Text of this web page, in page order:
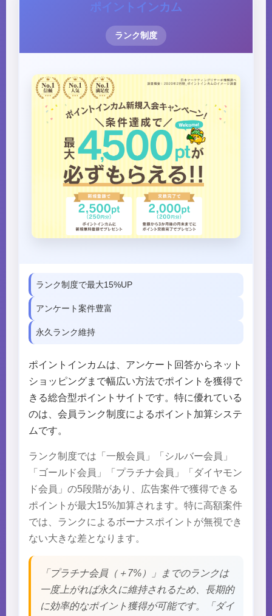
ポイントインカム
ランク制度
ランク制度で最大15%UP
アンケート案件豊富
永久ランク維持
ポイントインカムは、アンケート回答からネット
ショッピングまで幅広い方法でポイントを獲得で
きる総合型ポイントサイトです。特に優れている
のは、会員ランク制度によるポイント加算システ
ムです。
ランク制度では「一般会員」「シルバー会員」
「ゴールド会員」「プラチナ会員」「ダイヤモン
ド会員」の5段階があり、広告案件で獲得できる
ポイントが最大15%加算されます。特に高額案件
では、ランクによるボーナスポイントが無視でき
ない大きな差となります。
「プラチナ会員（＋7%）」までのランクは
一度上がれば永久に維持されるため、長期的
に効率的なポイント獲得が可能です。「ダイ